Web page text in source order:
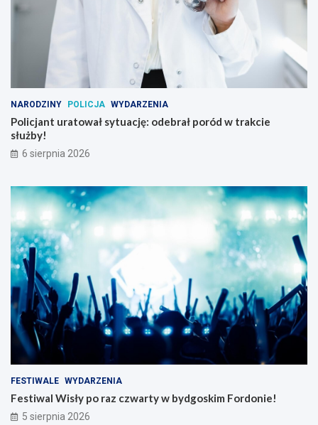
NARODZINY POLICJA WYDARZENIA
Policjant uratował sytuację: odebrał poród w trakcie
służby!
6 sierpnia 2026
FESTIWALE WYDARZENIA
Festiwal Wisły po raz czwarty w bydgoskim Fordonie!
5 sierpnia 2026